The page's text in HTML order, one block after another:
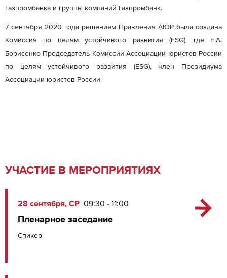
Газпромбанка и группы компаний Газпромбанк.
7 сентября 2020 года решением Правления АЮР была создана
Комиссия по целям устойчивого развития (ESG), где Е.А.
Борисенко Председатель Комиссии Ассоциации юристов России
по целям устойчивого развития (ESG), член Президиума
Ассоциации юристов России.
УЧАСТИЕ В МЕРОПРИЯТИЯХ
28 сентября, СР 09:30 - 11:00
Пленарное заседание
Спикер